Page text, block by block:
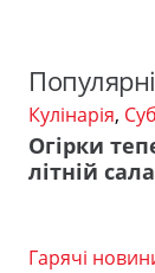
Кулінарія,
Огірки
літній
Гарячі